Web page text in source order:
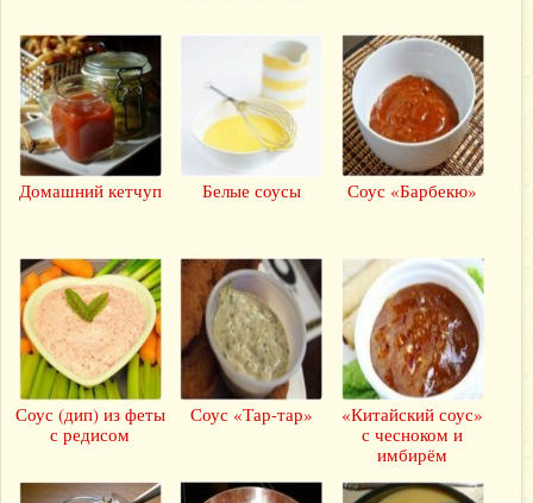
Домашний кетчуп Белые соусы Соус «Барбекю»
Соус (дип) из феты
с редисом
Соус «Тар-тар»
«Китайский соус»
с чесноком и
имбирём